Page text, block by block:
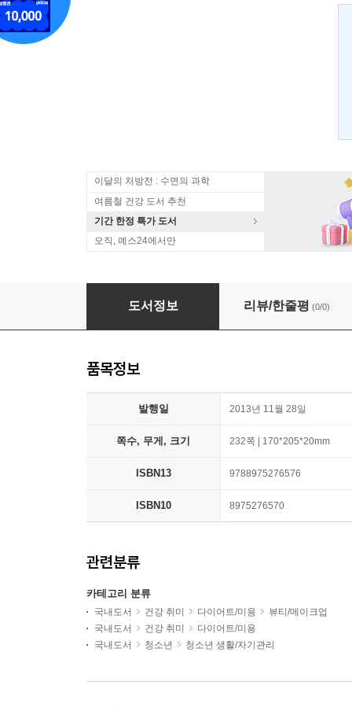
이달의 처방전 : 수면의 과학
여름철 건강 도서 추천
기간 한정 특가 도서
오직, 예스24에서만
소녀의 첫화장 시크릿 박스
도서정보 리뷰/한줄평 (0/0)
품목정보
발행일 2013년 11월 28일
쪽수, 무게, 크기 232쪽 | 170*205*20mm
ISBN13 9788975276576
ISBN10 8975276570
관련분류
카테고리 분류
국내도서 건강 취미 다이어트/미용
뷰티/메이크업
국내도서
건강 취미
다이어트/미용
국내도서
청소년 청소년 생활/자기관리